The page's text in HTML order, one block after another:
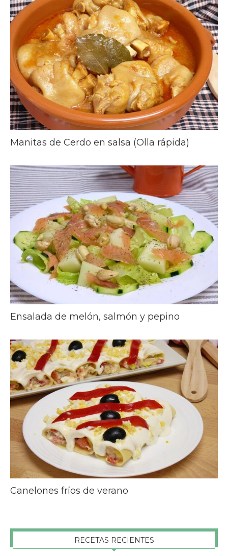
Manitas de Cerdo en salsa (Olla rápida)
Ensalada de melón, salmón y pepino
Canelones fríos de verano
RECETAS RECIENTES